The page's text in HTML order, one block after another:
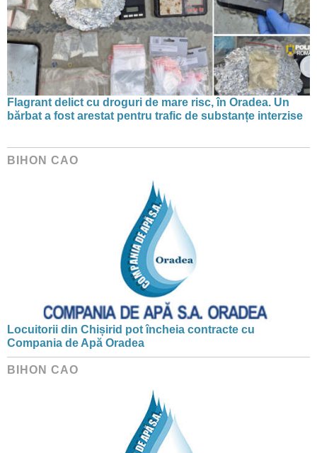
Flagrant delict cu droguri de mare risc, în Oradea. Un
bărbat a fost arestat pentru trafic de substanțe interzise
BIHON CAO
Locuitorii din Chișirid pot încheia contracte cu
Compania de Apă Oradea
BIHON CAO